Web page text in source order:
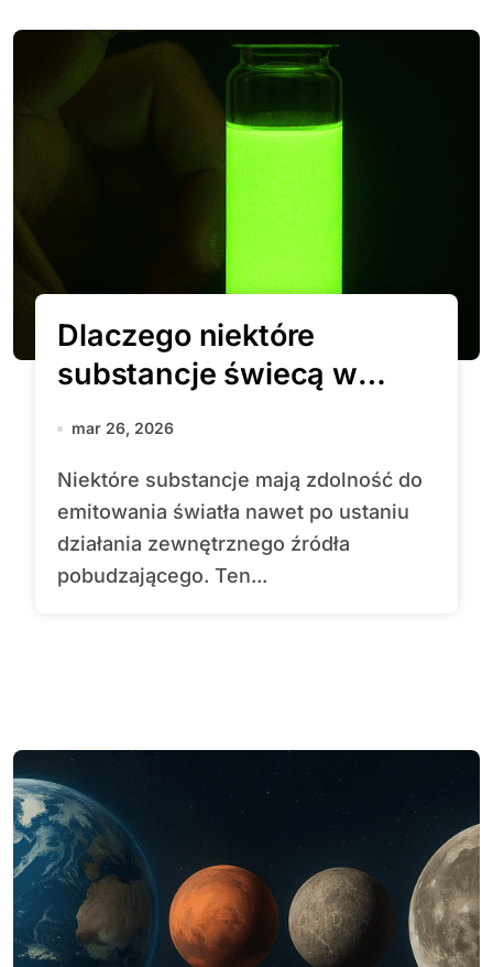
Dlaczego niektóre
substancje świecą w
ciemności?
mar 26, 2026
Niektóre substancje mają zdolność do
emitowania światła nawet po ustaniu
działania zewnętrznego źródła
pobudzającego. Ten...